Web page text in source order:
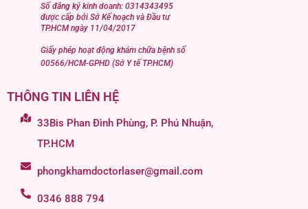
Số đăng ký kinh doanh: 0314343495
được cấp bởi Sở Kế hoạch và Đầu tư
TP.HCM ngày 11/04/2017
Giấy phép hoạt động khám chữa bệnh số
00566/HCM-GPHD (Sở Y tế TP.HCM)
THÔNG TIN LIÊN HỆ
33Bis Phan Đình Phùng, P. Phú Nhuận,
TP.HCM
phongkhamdoctorlaser@gmail.com
0346 888 794